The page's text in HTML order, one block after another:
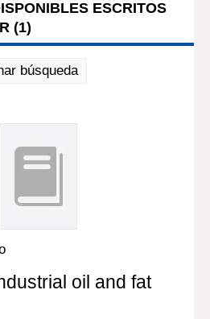
ESCRITOS
(1)
búsqueda
oil and fat